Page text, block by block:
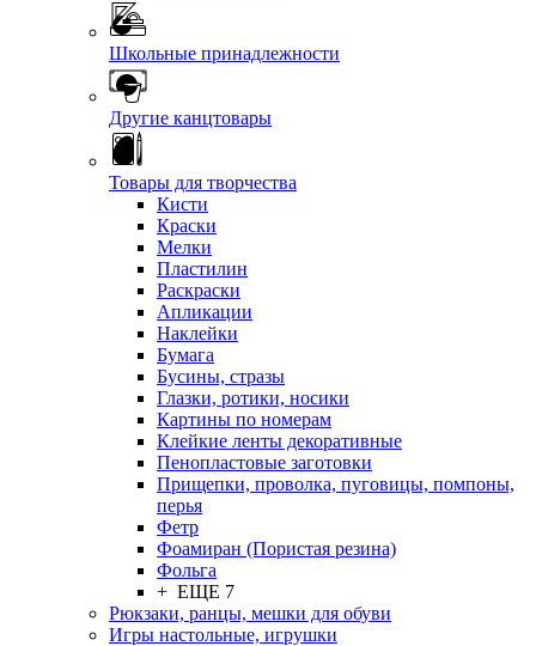
Школьные принадлежности
Другие канцтовары
Товары для творчества
Кисти
Краски
Мелки
Пластилин
Раскраски
Апликации
Наклейки
Бумага
Бусины, стразы
Глазки, ротики, носики
Картины по номерам
Клейкие ленты декоративные
Пенопластовые заготовки
Прищепки, проволка, пуговицы, помпоны,
перья
Фетр
Фоамиран (Пористая резина)
Фольга
+ ЕЩЕ 7
Рюкзаки, ранцы, мешки для обуви
Игры настольные, игрушки